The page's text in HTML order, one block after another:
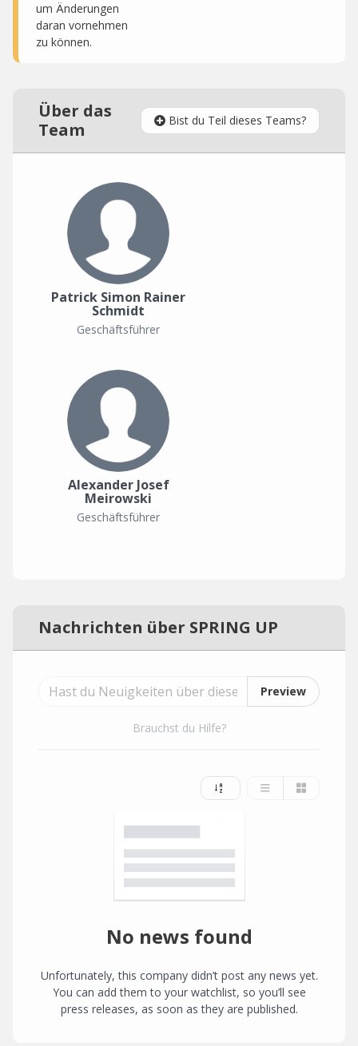
um Änderungen
daran vornehmen
zu können.
Über das
Team
Bist du Teil dieses Teams?
Patrick Simon Rainer
Schmidt
Geschäftsführer
Alexander Josef
Meirowski
Geschäftsführer
Nachrichten über SPRING UP
Preview
Brauchst du Hilfe?
No news found
Unfortunately, this company didn’t post any news yet.
You can add them to your watchlist, so you’ll see
press releases, as soon as they are published.